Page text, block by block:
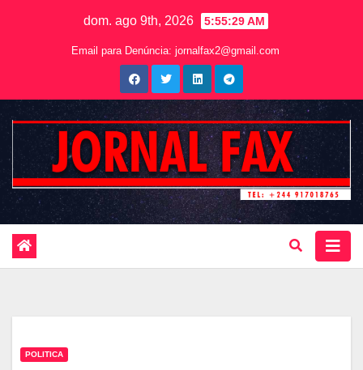
dom. ago 9th, 2026 5:55:31 AM
Email para Denúncia: jornalfax2@gmail.com
POLITICA